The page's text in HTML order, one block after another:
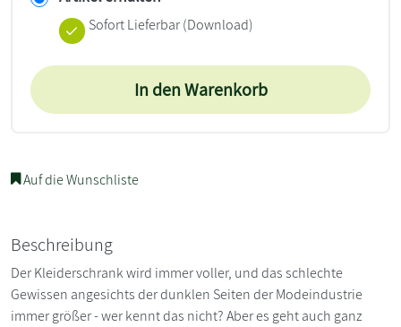
Sofort Lieferbar (Download)
In den Warenkorb
Auf die Wunschliste
Beschreibung
Der Kleiderschrank wird immer voller, und das schlechte
Gewissen angesichts der dunklen Seiten der Modeindustrie
immer größer - wer kennt das nicht? Aber es geht auch ganz